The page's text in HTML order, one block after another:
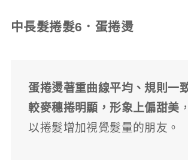
中長髮捲髮6．蛋捲燙
蛋捲燙著重曲線平均、規則一
較麥穗捲明顯，形象上偏甜美
以捲髮增加視覺髮量的朋友。